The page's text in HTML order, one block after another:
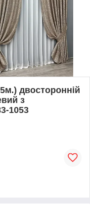
двосторонній
з
1053